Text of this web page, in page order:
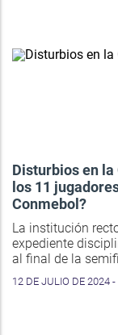
Disturbios en la
los 11
Conmebol?
La institución
expediente
al final de la
12 DE JULIO DE 2024 -